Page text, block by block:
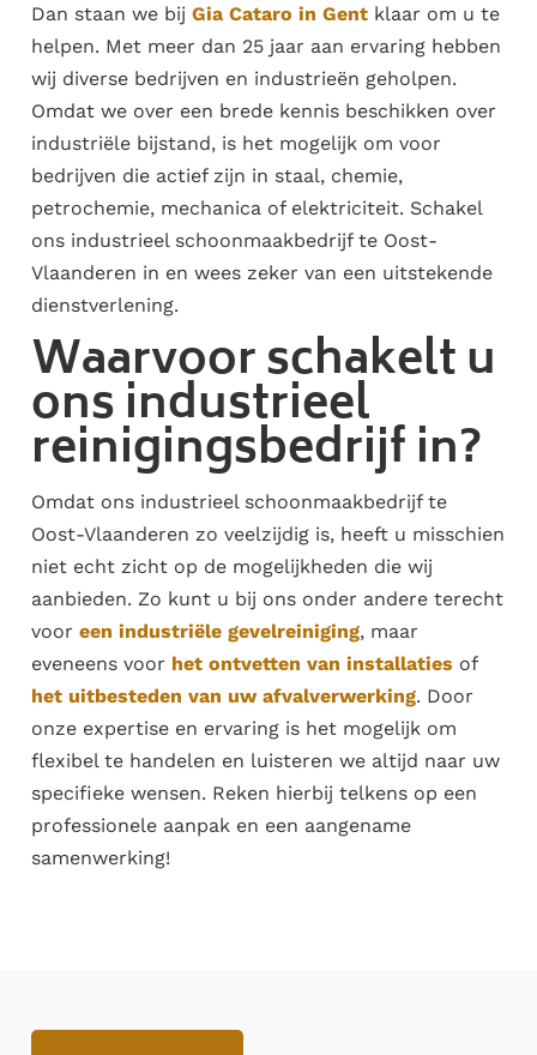
Dan staan we bijGia Cataro in Gent klaar om u te
helpen. Met meer dan 25 jaar aan ervaring hebben
wij diverse bedrijven en industrieën geholpen.
Omdat we over een brede kennis beschikken over
industriële bijstand, is het mogelijk om voor
bedrijven die actief zijn in staal, chemie,
petrochemie, mechanica of elektriciteit. Schakel
ons industrieel schoonmaakbedrijf te Oost-
Vlaanderen in en wees zeker van een uitstekende
dienstverlening.
Waarvoor schakelt u
ons industrieel
reinigingsbedrijf in?
Omdat ons industrieel schoonmaakbedrijf te
Oost-Vlaanderen zo veelzijdig is, heeft u misschien
niet echt zicht op de mogelijkheden die wij
aanbieden. Zo kunt u bij ons onder andere terecht
vooreen industriële gevelreiniging, maar
eveneens voor het ontvetten van installaties of
het uitbesteden van uw afvalverwerking. Door
onze expertise en ervaring is het mogelijk om
flexibel te handelen en luisteren we altijd naar uw
specifieke wensen. Reken hierbij telkens op een
professionele aanpak en een aangename
samenwerking!